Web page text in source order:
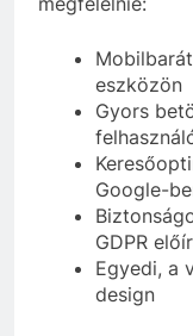
eszközön
Gyors
Google-
GDPR
Egyedi, a
design